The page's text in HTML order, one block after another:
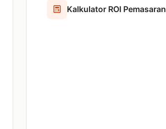
Kalkulator ROI Pemasaran